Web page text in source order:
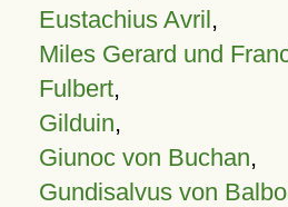
Eustachius Avril,
Miles Gerard und
Fulbert,
Gilduin,
Giunoc von Buchan,
Gundisalvus von